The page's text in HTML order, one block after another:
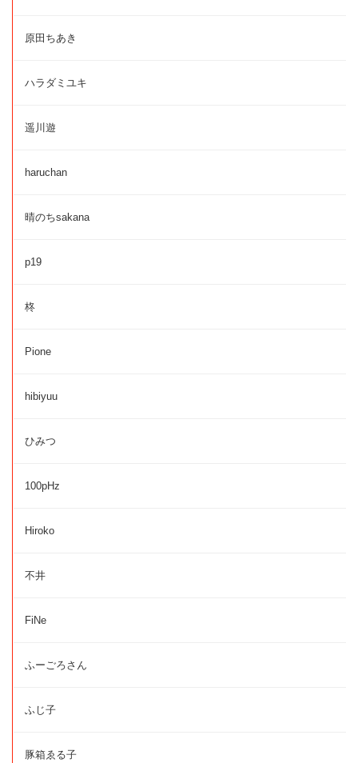
原田ちあき
ハラダミユキ
遥川遊
haruchan
晴のちsakana
p19
柊
Pione
hibiyuu
ひみつ
100pHz
Hiroko
不井
FiNe
ふーごろさん
ふじ子
豚箱ゑる子